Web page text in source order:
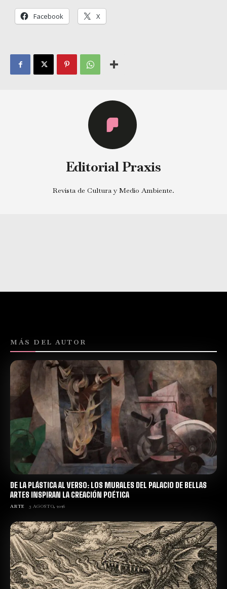
Facebook X
Editorial Praxis
Revista de Cultura y Medio Ambiente.
MÁS DEL AUTOR
DE LA PLÁSTICA AL VERSO: LOS MURALES DEL PALACIO DE BELLAS
ARTES INSPIRAN LA CREACIÓN POÉTICA
ARTE 3 AGOSTO, 2026